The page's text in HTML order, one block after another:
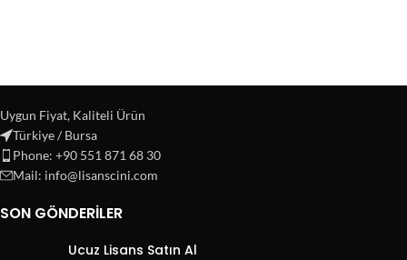
Uygun Fiyat, Kaliteli Ürün
Türkiye / Bursa
Phone: +90 551 871 68 30
Mail: info@lisanscini.com
SON GÖNDERILER
Ucuz Lisans Satın Al